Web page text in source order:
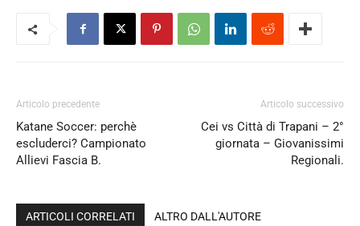
Articolo precedente
Katane Soccer: perchè
escluderci? Campionato
Allievi Fascia B.
Articolo successivo
Cei vs Città di Trapani – 2°
giornata – Giovanissimi
Regionali.
ARTICOLI CORRELATI ALTRO DALL'AUTORE